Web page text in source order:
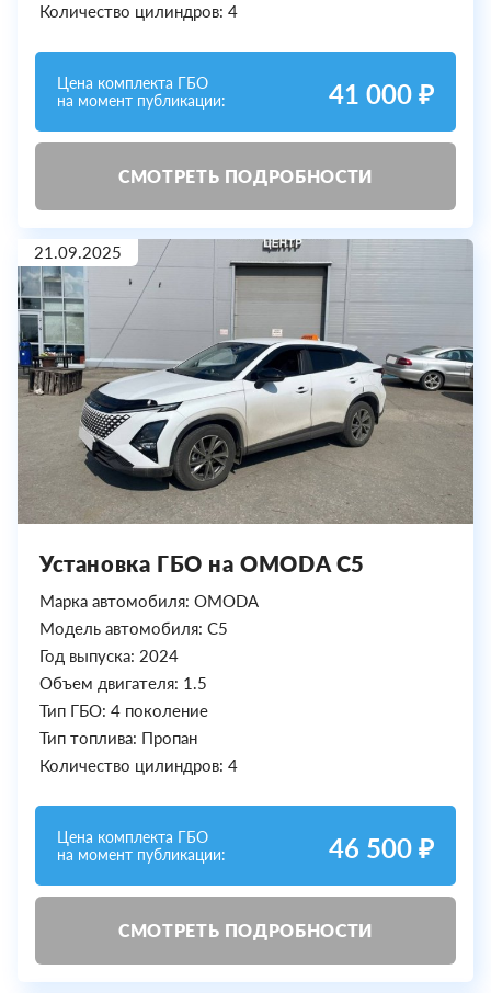
Количество цилиндров: 4
Цена комплекта ГБО
на момент публикации:
41 000 ₽
СМОТРЕТЬ ПОДРОБНОСТИ
21.09.2025
Установка ГБО на OMODA C5
Марка автомобиля: OMODA
Модель автомобиля: C5
Год выпуска: 2024
Объем двигателя: 1.5
Тип ГБО: 4 поколение
Тип топлива: Пропан
Количество цилиндров: 4
Цена комплекта ГБО
на момент публикации:
46 500 ₽
СМОТРЕТЬ ПОДРОБНОСТИ